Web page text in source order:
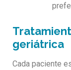
geriátrica
Cada paciente